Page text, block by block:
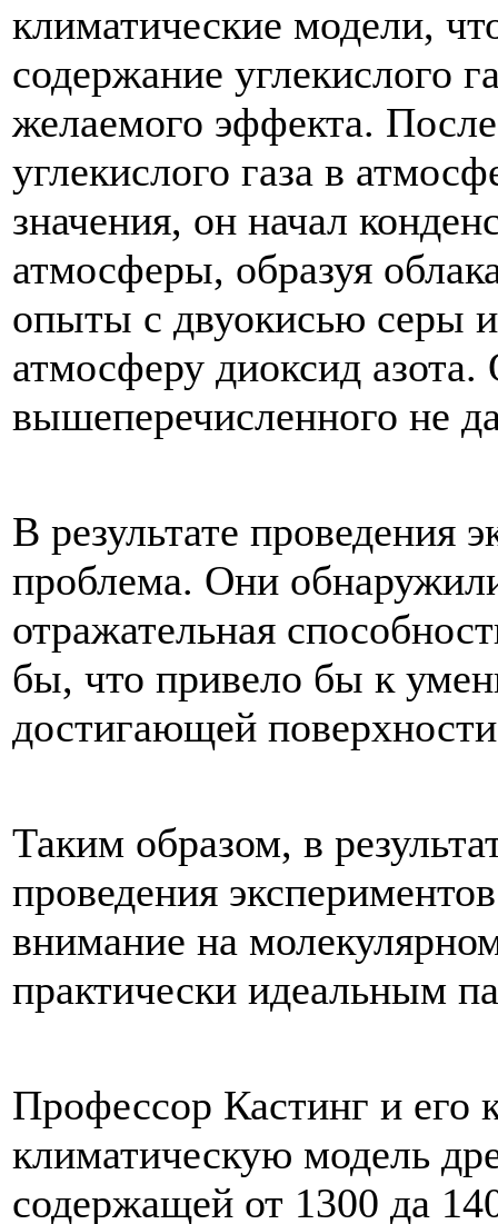
климатические модели,
содержание углекислого
желаемого эффекта. После
углекислого газа в
значения, он начал
атмосферы, образуя
опыты с двуокисью серы и
атмосферу диоксид азота.
вышеперечисленного не
В результате проведения
проблема. Они
отражательная
бы, что привело бы к
достигающей поверхности
Таким образом, в
проведения экспериментов
внимание на
практически идеальным
Профессор Кастинг и его
климатическую модель
содержащей от 1300 да